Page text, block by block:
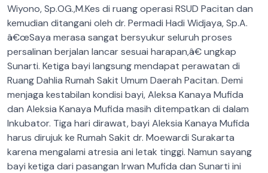
Wiyono, Sp.OG.,M.Kes di ruang operasi RSUD Pacitan dan
kemudian ditangani oleh dr. Permadi Hadi Widjaya, Sp.A.
â€œSaya merasa sangat bersyukur seluruh proses
persalinan berjalan lancar sesuai harapan,â€ ungkap
Sunarti. Ketiga bayi langsung mendapat perawatan di
Ruang Dahlia Rumah Sakit Umum Daerah Pacitan. Demi
menjaga kestabilan kondisi bayi, Aleksa Kanaya Mufida
dan Aleksia Kanaya Mufida masih ditempatkan di dalam
Inkubator. Tiga hari dirawat, bayi Aleksia Kanaya Mufida
harus dirujuk ke Rumah Sakit dr. Moewardi Surakarta
karena mengalami atresia ani letak tinggi. Namun sayang
bayi ketiga dari pasangan Irwan Mufida dan Sunarti ini